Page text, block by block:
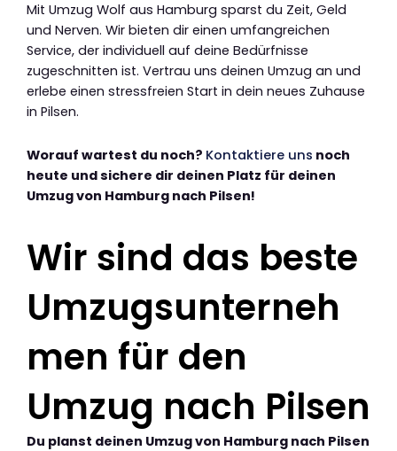
Mit Umzug Wolf aus Hamburg sparst du Zeit, Geld
und Nerven. Wir bieten dir einen umfangreichen
Service, der individuell auf deine Bedürfnisse
zugeschnitten ist. Vertrau uns deinen Umzug an und
erlebe einen stressfreien Start in dein neues Zuhause
in Pilsen.
Worauf wartest du noch? Kontaktiere uns noch
heute und sichere dir deinen Platz für deinen
Umzug von Hamburg nach Pilsen!
Wir sind das beste
Umzugsunterneh
men für den
Umzug nach Pilsen
Du planst deinen Umzug von Hamburg nach Pilsen